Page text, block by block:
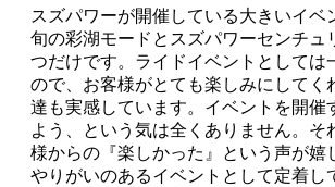
スズパワーが開催している大きいイベ
旬の彩湖モードとスズパワーセンチュ
つだけです。ライドイベントとしては
ので、お客様がとても楽しみにしてく
達も実感しています。イベントを開催
よう、という気は全くありません。そ
様からの『楽しかった』という声が嬉
やりがいのあるイベントとして定着し